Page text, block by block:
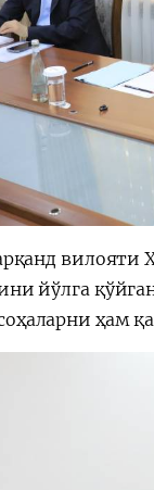
вилояти
йўлга
ҳам